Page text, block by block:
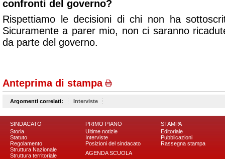
confronti del governo?
Rispettiamo le decisioni di chi non ha
Sicuramente a parer mio, non ci saranno
da parte del governo.
Anteprima di stampa
Argomenti correlati: Interviste
SINDACATO
Storia
Statuto
Regolamento
Struttura Nazionale
Struttura territoriale
PRIMO PIANO
Ultime notizie
Interviste
Posizioni del sindacato
AGENDA SCUOLA
STAMPA
Editoriale
Pubblicazioni
Rassegna stampa